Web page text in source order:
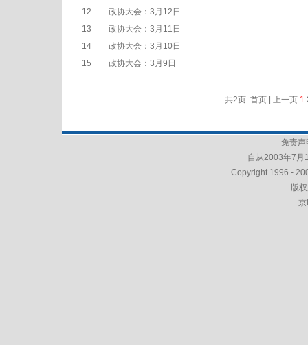
12
政协大会：3月12日
13
政协大会：3月11日
14
政协大会：3月10日
15
政协大会：3月9日
共2页 首页 | 上一页 1
免责声
自从2003年7月
Copyright 1996 -
版